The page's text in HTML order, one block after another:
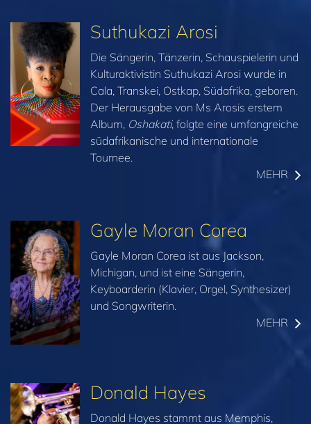
Suthukazi Arosi
Die Sängerin, Tänzerin, Schauspielerin und
Kulturaktivistin Suthukazi Arosi wurde in
Cala, Transkei, Ostkap, Südafrika, geboren.
Der Herausgabe von Ms Arosis erstem
Album, Oshakati, folgte eine umfangreiche
südafrikanische und internationale
Tournee.
MEHR
Gayle Moran Corea
Gayle Moran Corea ist aus Jackson,
Michigan, und ist eine Sängerin,
Keyboarderin (Klavier, Orgel, Synthesizer)
und Songwriterin.
MEHR
Donald Hayes
Donald Hayes stammt aus Memphis,